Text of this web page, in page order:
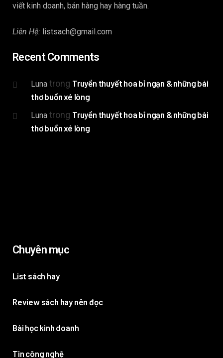
viết kinh doanh, bán hàng hay hàng tuần.
Liên Hệ: listsach@gmail.com
Recent Comments
Luna trong Truyền thuyết hoa bỉ ngạn & những bài
thơ buồn xé lòng
Luna trong Truyền thuyết hoa bỉ ngạn & những bài
thơ buồn xé lòng
Chuyên mục
List sách hay
Review sách hay nên đọc
Bài học kinh doanh
Tin công nghệ